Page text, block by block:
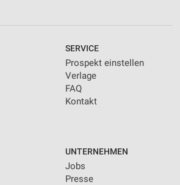
SERVICE
Prospekt einstellen
Verlage
FAQ
Kontakt
UNTERNEHMEN
Jobs
Presse